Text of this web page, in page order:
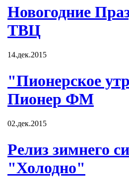
Новогодние
ТВЦ
14.дек.2015
"Пионерское
Пионер ФМ
02.дек.2015
Релиз зимнего
"Холодно"